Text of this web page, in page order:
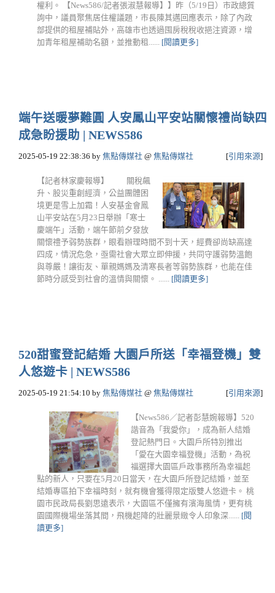
權利。 【News586/記者張淑慧報導】】昨（5/19日）市政總質
詢中，議員聚焦居住權議題，市長陳其邁回應表示，除了內政
部提供的租屋補貼外，高雄市也透過囤房稅稅收挹注資源，增
加青年租屋補助名額，並推動租...... [閱讀更多]
端午送暖夢難圓 人安鳳山平安站關懷禮尚缺四
成急盼援助 | NEWS586
2025-05-19 22:38:36 by 焦點傳媒社 @ 焦點傳媒社 [引用來源]
【記者林家慶報導】 關稅飆
升、股災重創經濟，公益團體困
境更是雪上加霜！人安基金會鳳
山平安站在5月23日舉辦「寒士
慶端午」活動，端午節前夕發放
關懷禮予弱勢族群，眼看辦理時間不到十天，經費卻尚缺高達
四成，情況危急，亟需社會大眾立即伸援，共同守護弱勢溫飽
與尊嚴！讓街友、單親媽媽及清寒長者等弱勢族群，也能在佳
節時分感受到社會的溫情與關懷。 ...... [閱讀更多]
520甜蜜登記結婚 大園戶所送「幸福登機」雙
人悠遊卡 | NEWS586
2025-05-19 21:54:10 by 焦點傳媒社 @ 焦點傳媒社 [引用來源]
【News586／記者彭慧婉報導】520
諧音為「我愛你」，成為新人結婚
登記熱門日。大園戶所特別推出
「愛在大園幸福登機」活動，為祝
福選擇大園區戶政事務所為幸福起
點的新人，只要在5月20日當天，在大園戶所登記結婚，並至
結婚專區拍下幸福時刻，就有機會獲得限定版雙人悠遊卡。 桃
園市民政局長劉思遠表示，大園區不僅擁有濱海風情，更有桃
園國際機場坐落其間，飛機起降的壯麗景緻令人印象深...... [閱
讀更多]